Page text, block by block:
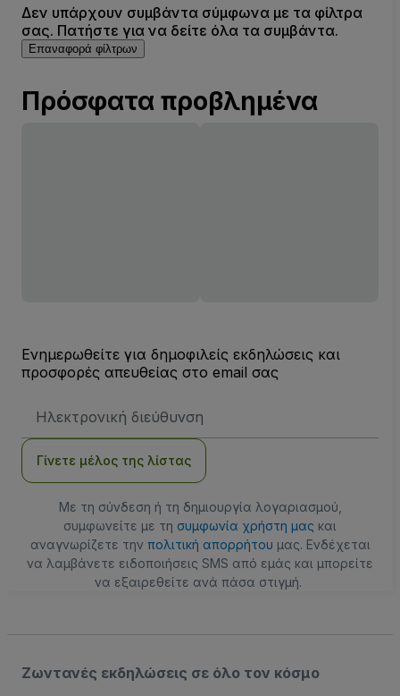
Δεν υπάρχουν συμβάντα σύμφωνα με τα φίλτρα
σας. Πατήστε για να δείτε όλα τα συμβάντα.
Επαναφορά φίλτρων
Πρόσφατα προβλημένα
Ενημερωθείτε για δημοφιλείς εκδηλώσεις και
προσφορές απευθείας στο email σας
Email
Γίνετε μέλος της λίστας
Με τη σύνδεση ή τη δημιουργία λογαριασμού,
συμφωνείτε με τη συμφωνία χρήστη μας και
αναγνωρίζετε την πολιτική απορρήτου μας. Ενδέχεται
να λαμβάνετε ειδοποιήσεις SMS από εμάς και μπορείτε
να εξαιρεθείτε ανά πάσα στιγμή.
Ζωντανές εκδηλώσεις σε όλο τον κόσμο